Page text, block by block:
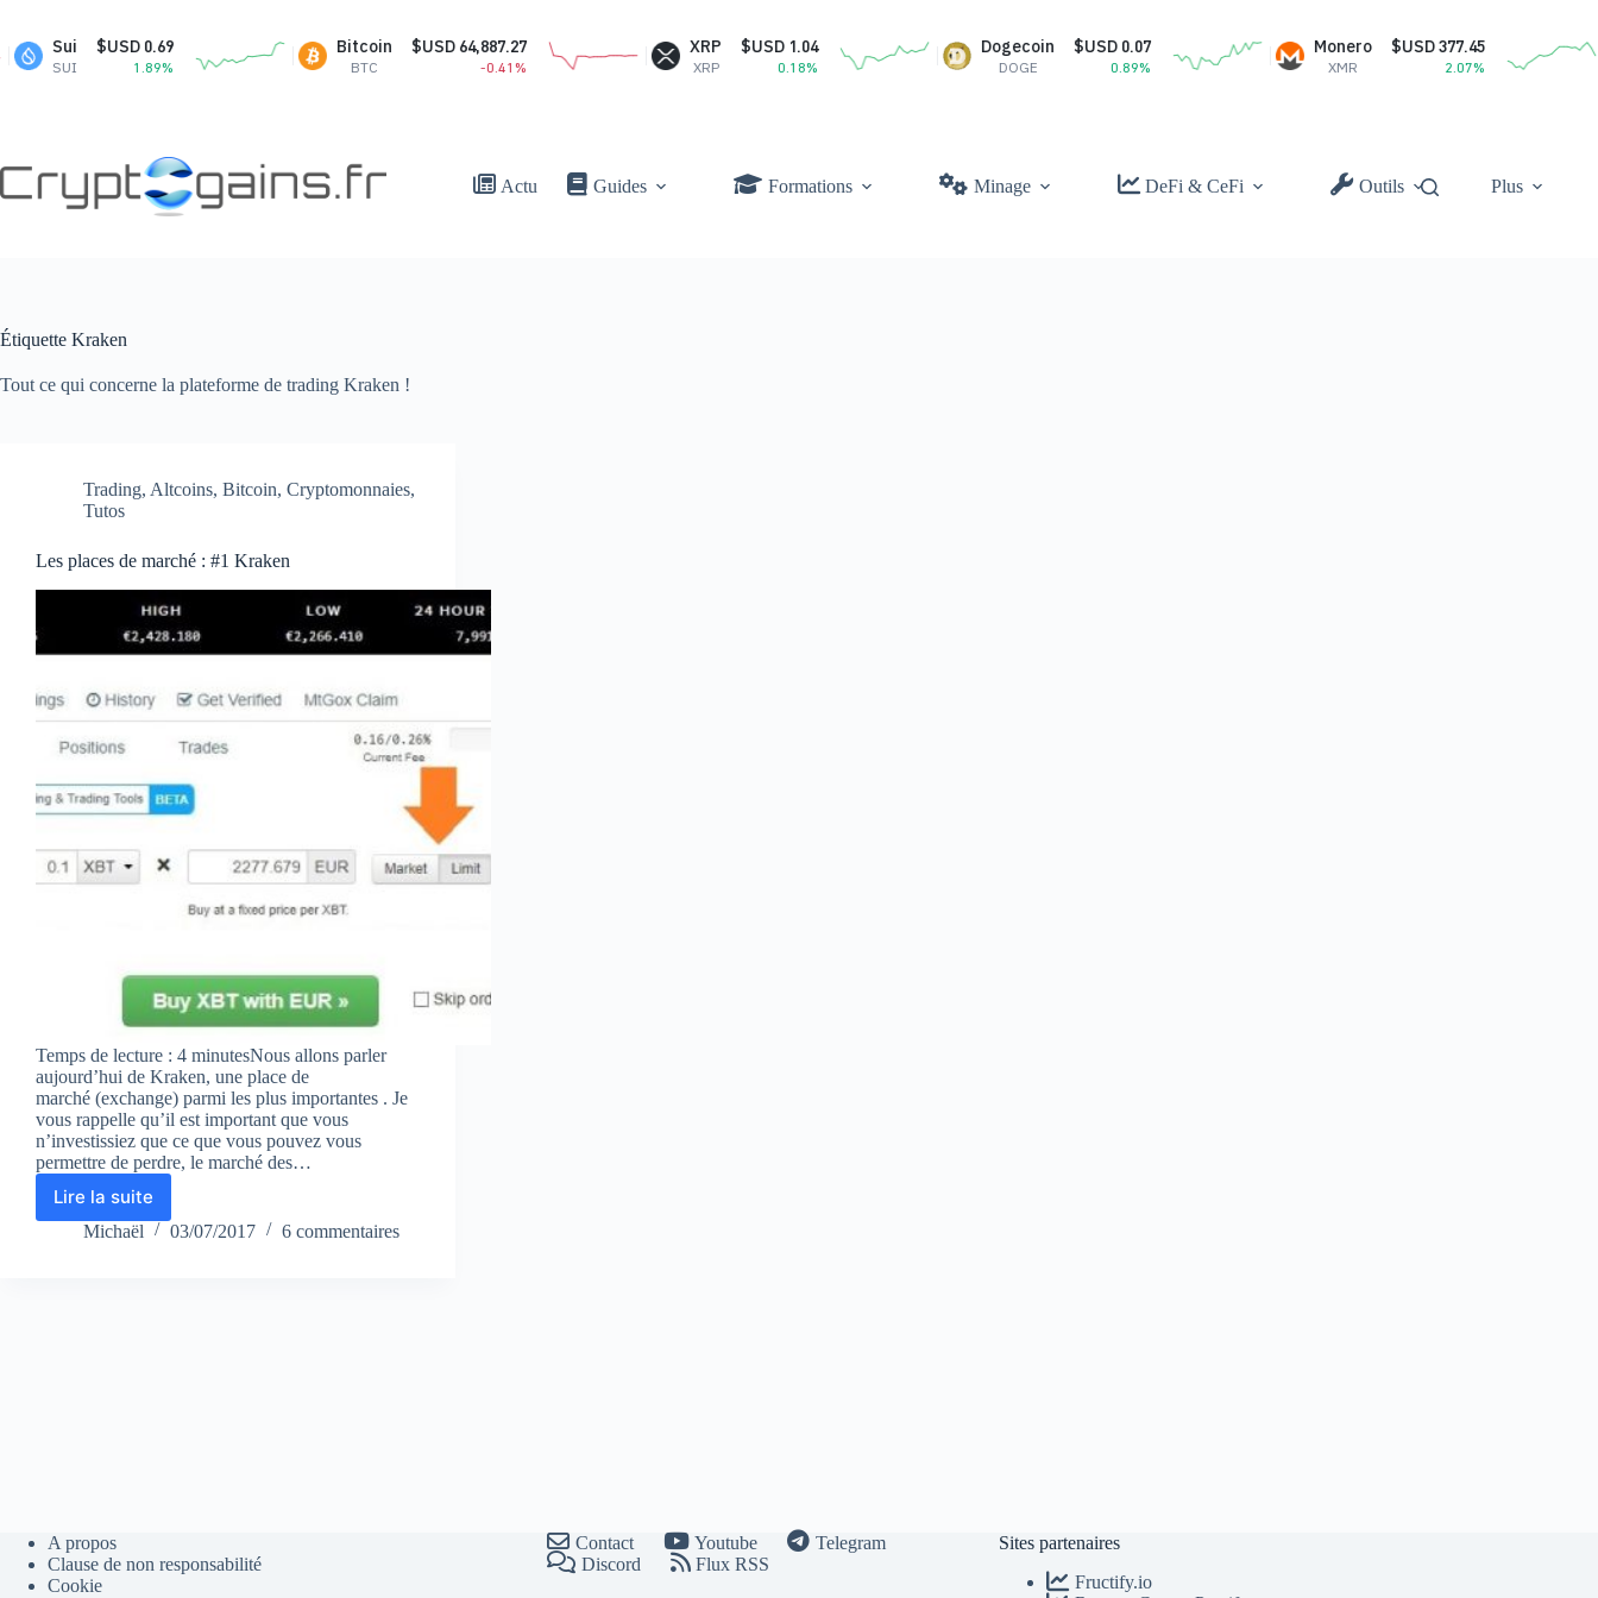
contenu
Sui
SUI
$USD 0.69
1.89%
Bitcoin
BTC
$USD 64,887.27
-0.41%
XRP
XRP
$USD 1.04
0.18%
Dogecoin
DOGE
$USD 0.07
0.89%
Monero
XMR
$USD 377.45
2.07%
Actu Guides Formations Minage DeFi & CeFi Outils Plus
Étiquette Kraken
Tout ce qui concerne la plateforme de trading Kraken !
Trading, Altcoins, Bitcoin, Cryptomonnaies,
Tutos
Les places de marché : #1 Kraken
Temps de lecture : 4 minutesNous allons parler
aujourd’hui de Kraken, une place de
marché (exchange) parmi les plus importantes . Je
vous rappelle qu’il est important que vous
n’investissiez que ce que vous pouvez vous
permettre de perdre, le marché des…
Lire la suite
Les
places
Michaël 03/07/2017 6 commentaires
A propos
Clause de non responsabilité
Cookie
Contact Youtube
Telegram
Discord
Flux RSS
Sites partenaires
Fructify.io